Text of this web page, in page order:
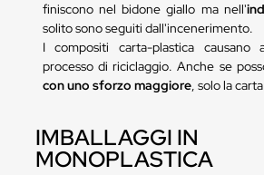
finiscono nel bidone giallo ma nell'
solito sono seguiti dall'incenerimento.
I compositi carta-plastica causano
processo di riciclaggio. Anche se
con uno sforzo maggiore, solo la
IMBALLAGGI IN
MONOPLASTICA